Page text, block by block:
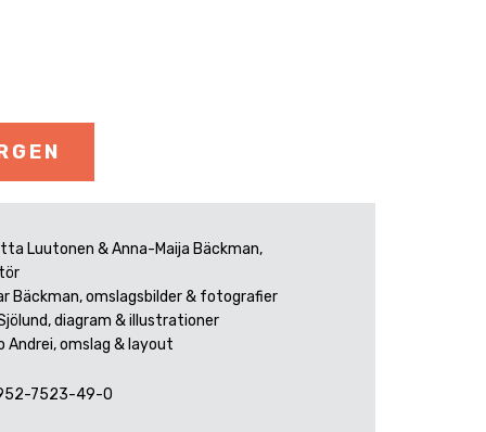
Luutonen & Anna-Maija Bäckman,
Bäckman, omslagsbilder & fotografier
diagram & illustrationer
Andrei, omslag & layout
7523-49-0